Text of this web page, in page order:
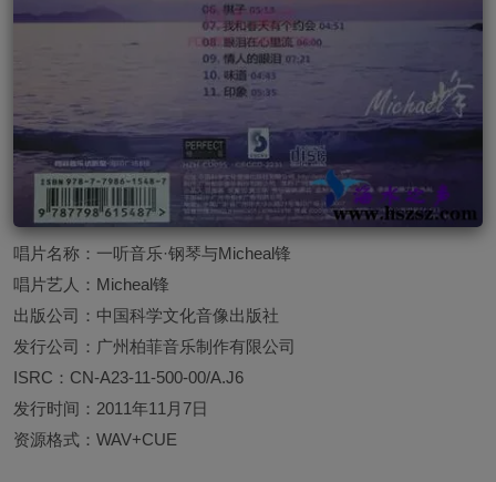
唱片名称：一听音乐·钢琴与Micheal锋
唱片艺人：Micheal锋
出版公司：中国科学文化音像出版社
发行公司：广州柏菲音乐制作有限公司
ISRC：CN-A23-11-500-00/A.J6
发行时间：2011年11月7日
资源格式：WAV+CUE